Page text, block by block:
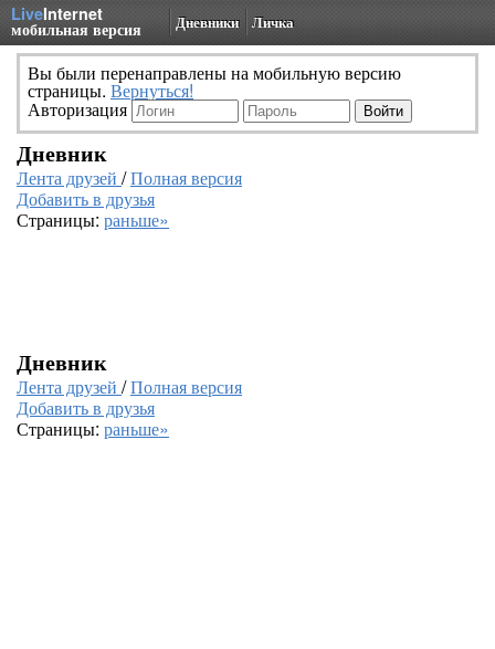
LiveInternet
мобильная версия Дневники Личка
Вы были перенаправлены на мобильную версию
страницы. Вернуться!
Авторизация
Дневник
Лента друзей /Полная версия
Добавить в друзья
Страницы: раньше»
Дневник
Лента друзей /Полная версия
Добавить в друзья
Страницы: раньше»